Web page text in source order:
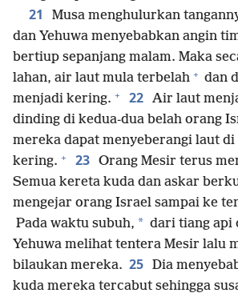
21 Musa menghulurkan
dan Yehuwa menyebabkan angin
bertiup sepanjang malam. Maka
lahan, air laut mula terbelah + dan
menjadi kering. + 22 Air laut
dinding di kedua-dua belah orang
mereka dapat menyeberangi laut di
kering. + 23 Orang Mesir terus
Semua kereta kuda dan askar
mengejar orang Israel sampai ke
Pada waktu subuh, * dari tiang api
Yehuwa melihat tentera Mesir lalu
bilaukan mereka. 25 Dia
kuda mereka tercabut sehingga